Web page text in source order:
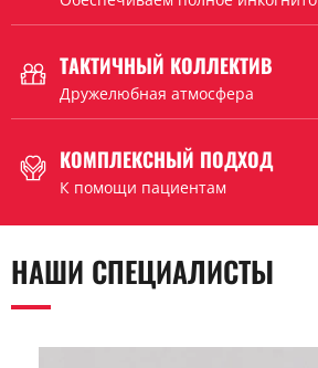
ТАКТИЧНЫЙ КОЛЛЕКТИВ
Дружелюбная атмосфера
КОМПЛЕКСНЫЙ ПОДХОД
К помощи пациентам
НАШИ СПЕЦИАЛИСТЫ